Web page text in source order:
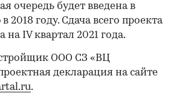
очередь будет введена в
2018 году. Сдача всего проекта
на IV квартал 2021 года.
ООО СЗ «ВЦ
декларация на сайте
.